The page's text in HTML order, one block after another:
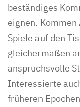
beständiges
eignen.
Spiele auf den
gleichermaßen
anspruchsvolle
Interessierte
früheren